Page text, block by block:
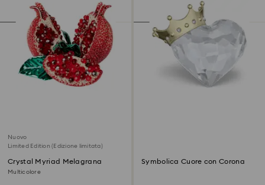
Nuovo
Limited Edition (Edizione limitata)
Crystal Myriad Melagrana
Multicolore
Symbolica Cuore con Corona